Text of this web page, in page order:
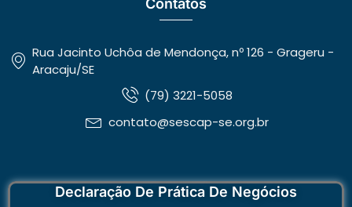
Contatos
Rua Jacinto Uchôa de Mendonça, nº 126 - Grageru -
Aracaju/SE
(79) 3221-5058
contato@sescap-se.org.br
Declaração De Prática De Negócios